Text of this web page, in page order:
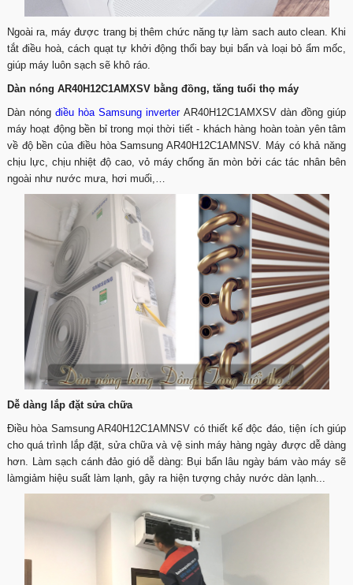
Ngoài ra, máy được trang bị thêm chức năng tự làm sach auto clean. Khi
tắt điều hoà, cách quạt tự khởi động thổi bay bụi bẩn và loại bỏ ẩm mốc,
giúp máy luôn sạch sẽ khô ráo.
Dàn nóng AR40H12C1AMXSV bằng đồng, tăng tuổi thọ máy
Dàn nóng điều hòa Samsung inverterAR40H12C1AMXSV dàn đồng giúp
máy hoạt động bền bỉ trong mọi thời tiết - khách hàng hoàn toàn yên tâm
về độ bền của điều hòa Samsung AR40H12C1AMNSV. Máy có khả năng
chịu lực, chịu nhiệt độ cao, vỏ máy chống ăn mòn bởi các tác nhân bên
ngoài như nước mưa, hơi muối,…
Dễ dàng lắp đặt sửa chữa
Điều hòa Samsung AR40H12C1AMNSV có thiết kế độc đáo, tiện ích giúp
cho quá trình lắp đặt, sửa chữa và vệ sinh máy hàng ngày được dễ dàng
hơn. Làm sạch cánh đảo gió dễ dàng: Bụi bẩn lâu ngày bám vào máy sẽ
làmgiảm hiệu suất làm lạnh, gây ra hiện tượng chảy nước dàn lạnh...